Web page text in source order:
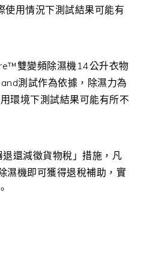
用情況下測試結果可能有
雙變頻除濕機14公升衣物
測試作為依據，除濕力為
環境下測試結果可能有所不
還減徵貨物稅」措施，凡
濕機即可獲得退稅補助，實